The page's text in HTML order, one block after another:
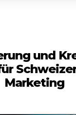
und
Marketing